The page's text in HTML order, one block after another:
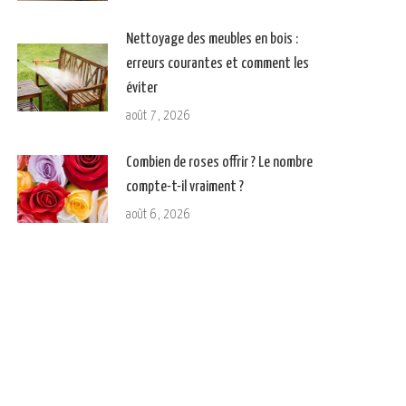
Nettoyage des meubles en bois :
erreurs courantes et comment les
éviter
août 7, 2026
Combien de roses offrir ? Le nombre
compte-t-il vraiment ?
août 6, 2026